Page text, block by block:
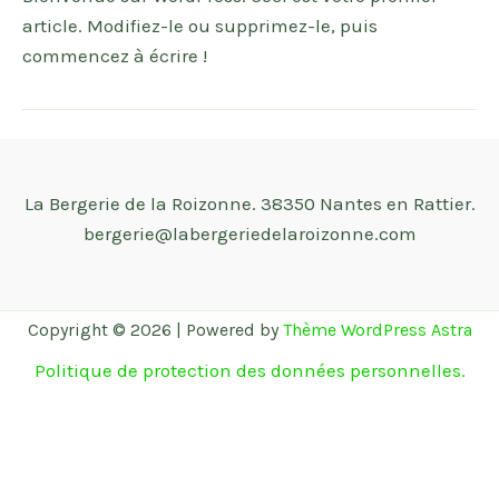
article. Modifiez-le ou supprimez-le, puis
commencez à écrire !
La Bergerie de la Roizonne. 38350 Nantes en Rattier.
bergerie@labergeriedelaroizonne.com
Copyright © 2026 | Powered by Thème WordPress Astra
Politique de protection des données personnelles.